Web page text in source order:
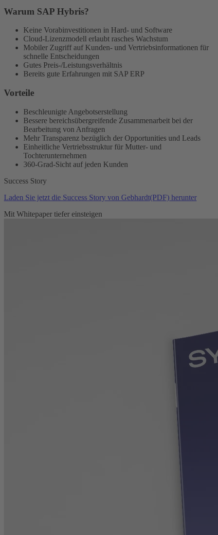
Warum SAP Hybris?
Keine Vorabinvestitionen in Hard- und Software
Cloud-Lizenzmodell erlaubt rasches Wachstum
Mobiler Zugriff auf Kunden- und Vertriebsinformationen für
schnelle Entscheidungen
Gutes Preis-/Leistungsverhältnis
Bereits gute Erfahrungen mit SAP ERP
Vorteile
Beschleunigte Angebotserstellung
Bessere bereichsübergreifende Zusammenarbeit bei der
Bearbeitung von Anfragen
Mehr Transparenz bezüglich der Opportunities und Leads
Einheitliche Vertriebsstruktur für Mutter- und
Tochterunternehmen
360-Grad-Sicht auf jeden Kunden
Success Story
Laden Sie jetzt die Success Story von Gebhardt(PDF) herunter
Mit Whitepaper tiefer einsteigen